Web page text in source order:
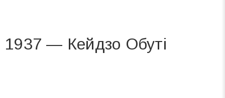
1937 — Кейдзо Обуті